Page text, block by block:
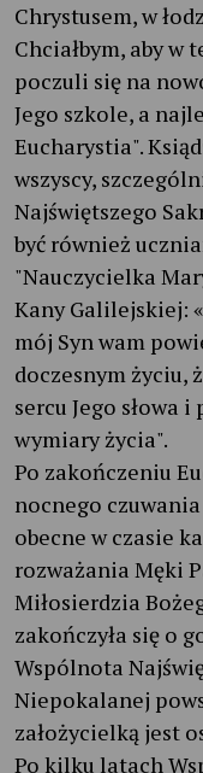
Chrystusem, w
Chciałbym, aby w
poczuli się na
Jego szkole, a
Eucharystia".
wszyscy,
Najświętszego
być również
"Nauczycielka
Kany Galilejskiej:
mój Syn wam
doczesnym życiu,
sercu Jego słowa
wymiary życia".
Po zakończeniu
nocnego
obecne w czasie
rozważania Męki
Miłosierdzia
zakończyła się o
Wspólnota
Niepokalanej
założycielką jest
Po kilku latach